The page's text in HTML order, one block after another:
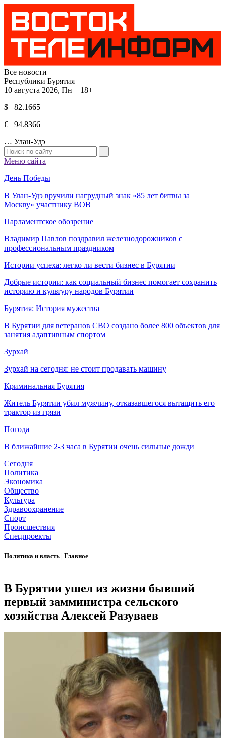
Все новости
Республики Бурятия
10 августа 2026, Пн 18+
$ 82.1665
€ 94.8366
… Улан-Удэ
Меню сайта
День Победы
В Улан-Удэ вручили нагрудный знак «85 лет битвы за
Москву» участнику ВОВ
Парламентское обозрение
Владимир Павлов поздравил железнодорожников с
профессиональным праздником
Истории успеха: легко ли вести бизнес в Бурятии
Добрые истории: как социальный бизнес помогает сохранить
историю и культуру народов Бурятии
Бурятия: История мужества
В Бурятии для ветеранов СВО создано более 800 объектов для
занятия адаптивным спортом
Зурхай
Зурхай на сегодня: не стоит продавать машину
Криминальная Бурятия
Житель Бурятии убил мужчину, отказавшегося вытащить его
трактор из грязи
Погода
В ближайшие 2-3 часа в Бурятии очень сильные дожди
Сегодня
Политика
Экономика
Общество
Культура
Здравоохранение
Спорт
Происшествия
Спецпроекты
Политика и власть | Главное
В Бурятии ушел из жизни бывший
первый замминистра сельского
хозяйства Алексей Разуваев